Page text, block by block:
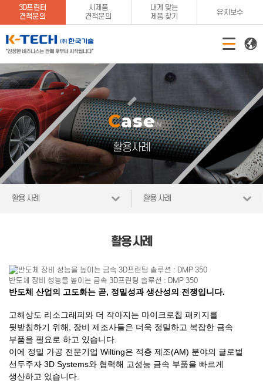
3D프린터
견적문의
시제품
견적문의
내게 맞는
제품 찾기
유지보수
Case
활용사례
활용 사례 활용 사례
활용 사례
반도체 장비 성능을 높이는 금속 3D프린팅 솔루션 : DMP 350
반도체 산업의 고도화는 곧, 정밀성과 생산성의 전쟁입니다.
고해상도 리소그래피와 더 작아지는 마이크로칩 패키지를
뒷받침하기 위해, 장비 제조사들은 더욱 정밀하고 복잡한 금속
부품을 필요로 하고 있습니다.
이에 정밀 가공 전문기업 Wilting은 적층 제조(AM) 분야의 글로벌
선두주자 3D Systems와 협력해 고성능 금속 부품을 빠르게
생산하고 있습니다.